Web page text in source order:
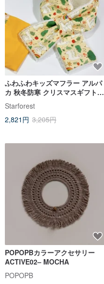
ふわふわキッズマフラー アルパ
カ 秋冬防寒 クリスマスギフトに
最適 数量限定
Starforest
2,821円 3,205円
POPOPBカラーアクセサリー
ACTIVE02– MOCHA
POPOPB